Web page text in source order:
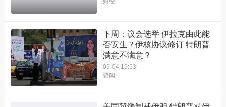
下周：议会选举 伊拉克由此能
否安生？伊核协议修订 特朗普
满意不满意？
05-04 19:53
要闻